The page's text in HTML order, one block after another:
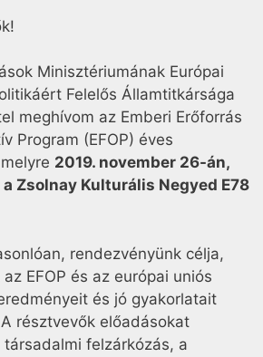
Minisztériumának Európai
Felelős Államtitkársága
meghívom az Emberi Erőforrás
Program (EFOP) éves
2019. november 26-án,
Zsolnay Kulturális Negyed E78
rendezvényünk célja,
EFOP és az európai uniós
és jó gyakorlatait
résztvevők előadásokat
felzárkózás, a